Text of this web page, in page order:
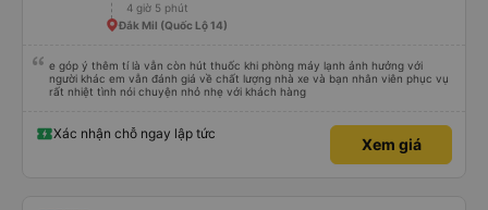
4 giờ 5 phút
Đắk Mil (Quốc Lộ 14)
e góp ý thêm tí là vẫn còn hút thuốc khi phòng máy lạnh ảnh hưởng với
người khác em vẫn đánh giá về chất lượng nhà xe và bạn nhân viên phục vụ
rất nhiệt tình nói chuyện nhỏ nhẹ với khách hàng
Xác nhận chỗ ngay lập tức
Xem giá